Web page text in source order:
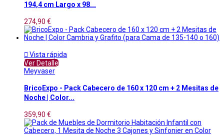
194,4 cm Largo x 98...
274,90 €
 Vista rápida
Ver Detalle
Meyvaser
BricoExpo - Pack Cabecero de 160 x 120 cm + 2 Mesitas de
Noche | Color...
359,90 €